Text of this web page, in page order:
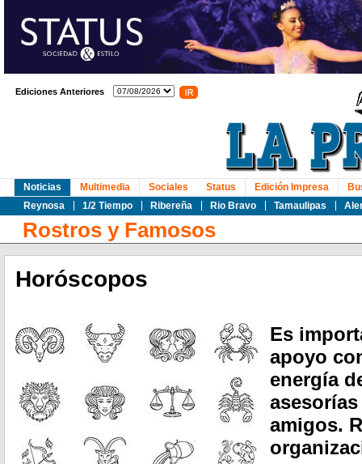
Ediciones Anteriores
Noticias
Reynosa
1/2 Tiempo Ribereña Rio Bravo Tamaulipas
Multimedia Sociales Status Edición Impresa
Rostros y Famosos
Horóscopos
Es
apoyo
energía
amigos.